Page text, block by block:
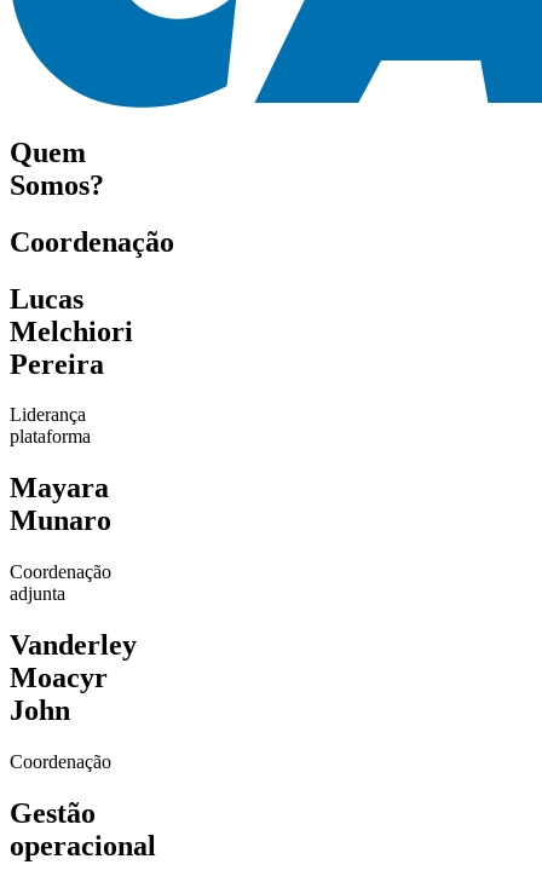
Quem
Somos?
Coordenação
Lucas
Melchiori
Pereira
Liderança
plataforma
Mayara
Munaro
Coordenação
adjunta
Vanderley
Moacyr
John
Coordenação
Gestão
operacional